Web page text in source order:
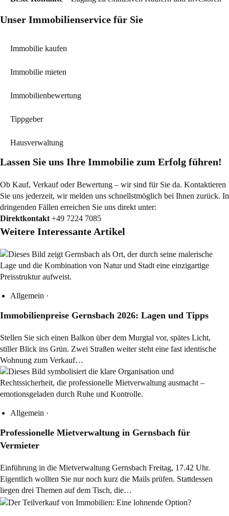
Unser Immobilienservice für Sie
Immobilie kaufen
Immobilie mieten
Immobilienbewertung
Tippgeber
Hausverwaltung
Lassen Sie uns Ihre Immobilie zum Erfolg führen!
Ob Kauf, Verkauf oder Bewertung – wir sind für Sie da. Kontaktieren
Sie uns jederzeit, wir melden uns schnellstmöglich bei Ihnen zurück. In
dringenden Fällen erreichen Sie uns direkt unter:
Direktkontakt +49 7224 7085
Weitere Interessante Artikel
Allgemein ·
Immobilienpreise Gernsbach 2026: Lagen und Tipps
Stellen Sie sich einen Balkon über dem Murgtal vor, spätes Licht,
stiller Blick ins Grün. Zwei Straßen weiter steht eine fast identische
Wohnung zum Verkauf…
Allgemein ·
Professionelle Mietverwaltung in Gernsbach für
Vermieter
Einführung in die Mietverwaltung Gernsbach Freitag, 17.42 Uhr.
Eigentlich wollten Sie nur noch kurz die Mails prüfen. Stattdessen
liegen drei Themen auf dem Tisch, die…